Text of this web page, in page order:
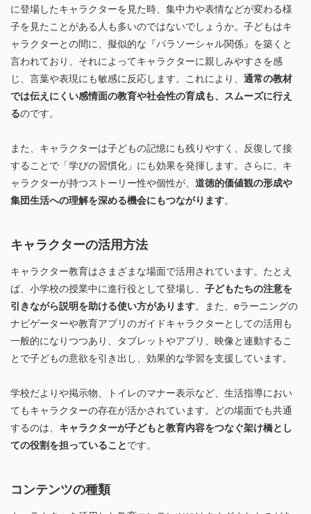
に登場したキャラクターを見た時、集中力や表情などが変わる様
子を見たことがある人も多いのではないでしょうか。子どもはキ
ャラクターとの間に、擬似的な『パラソーシャル関係』を築くと
言われており、それによってキャラクターに親しみやすさを感
じ、言葉や表現にも敏感に反応します。これにより、 通常の教材
では伝えにくい感情面の教育や社会性の育成も、スムーズに行え
るのです。
また、キャラクターは子どもの記憶にも残りやすく、反復して接
することで「学びの習慣化」にも効果を発揮します。さらに、キ
ャラクターが持つストーリー性や個性が、 道徳的価値観の形成や
集団生活への理解を深める機会にもつながります。
キャラクターの活用方法
キャラクター教育はさまざまな場面で活用されています。たとえ
ば、小学校の授業中に進行役として登場し、 子どもたちの注意を
引きながら説明を助ける使い方があります。また、eラーニングの
ナビゲーターや教育アプリのガイドキャラクターとしての活用も
一般的になりつつあり、タブレットやアプリ、映像と連動するこ
とで子どもの意欲を引き出し、効果的な学習を支援しています。
学校だよりや掲示物、トイレのマナー表示など、生活指導におい
てもキャラクターの存在が活かされています。どの場面でも共通
するのは、 キャラクターが子どもと教育内容をつなぐ架け橋とし
ての役割を担っていることです。
コンテンツの種類